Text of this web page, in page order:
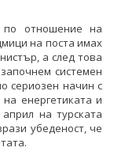
по отношение на
на поста имах
а след това
системен
сериозен начин с
енергетиката и
на турската
убеденост, че